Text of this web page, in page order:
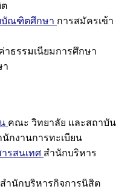
บัณฑิตศึกษา การสมัครเข้า
าธรรมเนียมการศึกษา
า
คณะ วิทยาลัย และสถาบัน
นักงานการทะเบียน
รสนเทศ สำนักบริหาร
สำนักบริหารกิจการนิสิต